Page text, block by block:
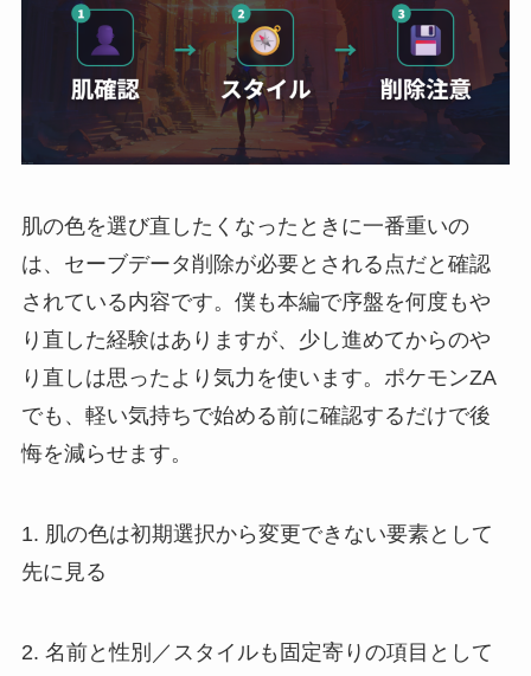
肌の色を選び直したくなったときに一番重いの
は、セーブデータ削除が必要とされる点だと確認
されている内容です。僕も本編で序盤を何度もや
り直した経験はありますが、少し進めてからのや
り直しは思ったより気力を使います。ポケモンZA
でも、軽い気持ちで始める前に確認するだけで後
悔を減らせます。
1. 肌の色は初期選択から変更できない要素として
先に見る
2. 名前と性別／スタイルも固定寄りの項目として